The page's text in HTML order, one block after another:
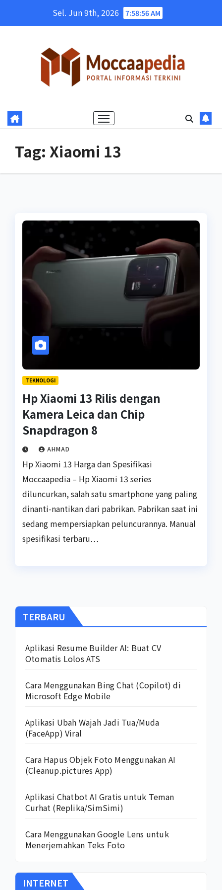
Sel. Jun 9th, 2026 7:58:56 AM
Tag: Xiaomi 13
TEKNOLOGI
Hp Xiaomi 13 Rilis dengan
Kamera Leica dan Chip
Snapdragon 8
AHMAD
Hp Xiaomi 13 Harga dan Spesifikasi
Moccaapedia – Hp Xiaomi 13 series
diluncurkan, salah satu smartphone yang paling
dinanti-nantikan dari pabrikan. Pabrikan saat ini
sedang mempersiapkan peluncurannya. Manual
spesifikasi terbaru…
TERBARU
Aplikasi Resume Builder AI: Buat CV
Otomatis Lolos ATS
Cara Menggunakan Bing Chat (Copilot) di
Microsoft Edge Mobile
Aplikasi Ubah Wajah Jadi Tua/Muda
(FaceApp) Viral
Cara Hapus Objek Foto Menggunakan AI
(Cleanup.pictures App)
Aplikasi Chatbot AI Gratis untuk Teman
Curhat (Replika/SimSimi)
Cara Menggunakan Google Lens untuk
Menerjemahkan Teks Foto
INTERNET